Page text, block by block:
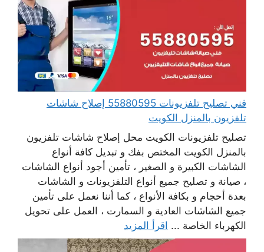
فني تصليح تلفزيونات 55880595 إصلاح شاشات
تلفزيون بالمنزل الكويت
تصليح تلفزيونات الكويت محل إصلاح شاشات تلفزيون
بالمنزل الكويت المختص بفك و تبديل كافة أنواع
الشاشات الكبيرة و الصغير ، تأمين أجود أنواع الشاشات
، صيانة و تصليح جميع أنواع التلفزيونات و الشاشات
بعدة أحجام و بكافة الأنواع ، كما أننا نعمل على تأمين
جميع الشاشات العادية و السمارت ، العمل على تحويل
الكهرباء الخاصة ... اقرأ المزيد